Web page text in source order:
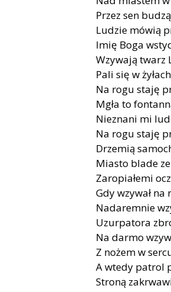
Przez sen
Ludzie mówią
Imię Boga
Wzywają twarz
Pali się w
Na rogu staję
Mgła to
Nieznani mi
Na rogu staję
Drzemią
Miasto blade
Zaropiałemi
Gdy wzywał
Nadaremnie
Uzurpatora
Na darmo
Z nożem w
A wtedy patrol
Stroną